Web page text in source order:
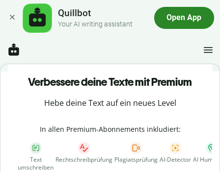
Quillbot
Your AI writing assistant
Open App
Verbessere deine Texte mit Premium
Hebe deine Text auf ein neues Level
In allen Premium-Abonnements inkludiert:
Text
umschreiben
Rechtschreibprüfung Plagiatsprüfung AI-Detector AI